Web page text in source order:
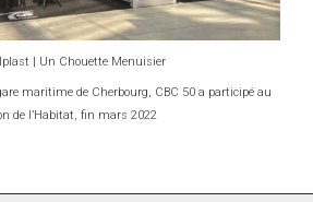
| Un Chouette Menuisier
maritime de Cherbourg, CBC 50 a participé au
de l’Habitat, fin mars 2022